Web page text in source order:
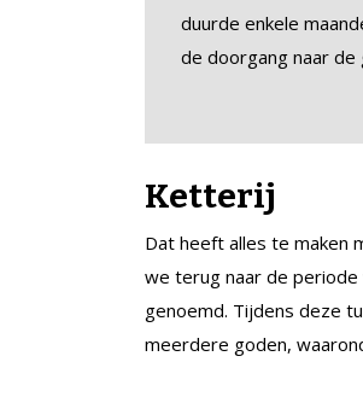
duurde enkele
de doorgang naar de
Ketterij
Dat heeft alles te maken
we terug naar de periode
genoemd. Tijdens deze
meerdere goden,